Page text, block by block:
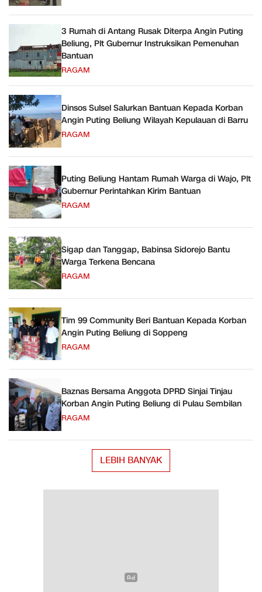
3 Rumah di Antang Rusak Diterpa Angin Puting
Beliung, Plt Gubernur Instruksikan Pemenuhan
Bantuan
RAGAM
Dinsos Sulsel Salurkan Bantuan Kepada Korban
Angin Puting Beliung Wilayah Kepulauan di Barru
RAGAM
Puting Beliung Hantam Rumah Warga di Wajo, Plt
Gubernur Perintahkan Kirim Bantuan
RAGAM
Sigap dan Tanggap, Babinsa Sidorejo Bantu
Warga Terkena Bencana
RAGAM
Tim 99 Community Beri Bantuan Kepada Korban
Angin Puting Beliung di Soppeng
RAGAM
Baznas Bersama Anggota DPRD Sinjai Tinjau
Korban Angin Puting Beliung di Pulau Sembilan
RAGAM
LEBIH BANYAK